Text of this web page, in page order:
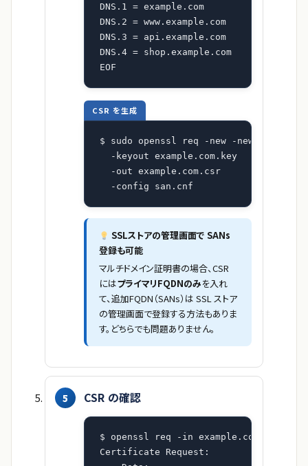
DNS.1 = example.com
DNS.2 = www.example.com
DNS.3 = api.example.com
DNS.4 = shop.example.com
EOF
CSR を生成
$ sudo openssl req -new -newkey
  -keyout example.com.key
  -out example.com.csr
  -config san.cnf
SSLストアの管理画面で SANs
登録も可能
マルチドメイン証明書の場合、CSR
にはプライマリFQDNのみを入れ
て、追加FQDN（SANs）は SSL ストア
の管理画面で登録する方法もありま
す。どちらでも問題ありません。
CSR の確認
$ openssl req -in example.com.csr -
Certificate Request: